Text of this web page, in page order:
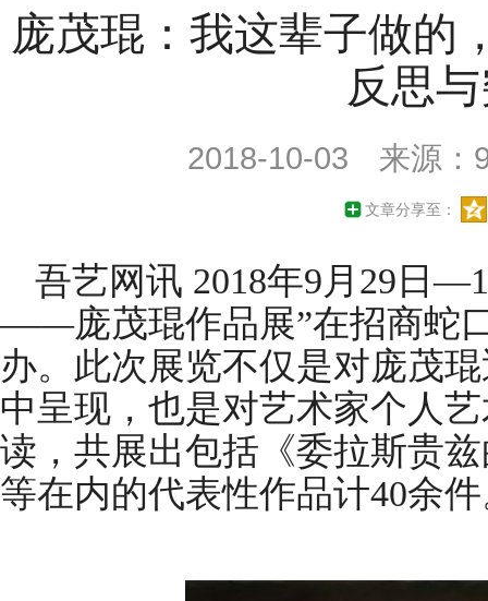
庞茂琨：我这辈子做的
反思
2018-10-03 来源：
文章分享至：
吾艺网讯 2018年9月29日
——庞茂琨作品展”在招商蛇
办。此次展览不仅是对庞茂
中呈现，也是对艺术家个人
读，共展出包括《委拉斯贵
等在内的代表性作品计40余